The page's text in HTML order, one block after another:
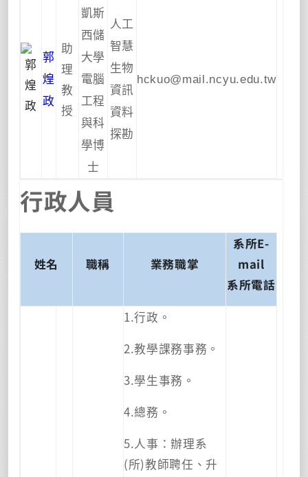
郭
煌
政
助
理
教
授
凱斯
西儲
大學
電腦
工程
與科
學博
士
人工
智慧
生物
資訊
資料
探勘
hckuo@mail.ncyu.edu.tw
行政人員
姓名 職稱 業務職掌
系所E-
mail
系所電話
1.行政。
2.教學課務事務。
3.學生事務。
4.總務。
5.人事：辦理系
(所)教師聘任、升